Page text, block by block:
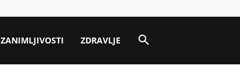
ZANIMLJIVOSTI ZDRAVLJE